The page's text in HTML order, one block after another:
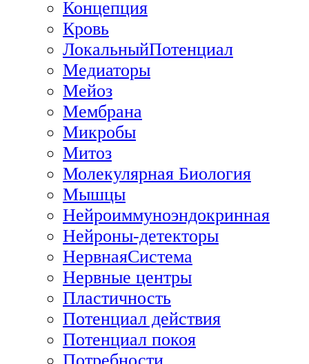
Концепция
Кровь
ЛокальныйПотенциал
Медиаторы
Мейоз
Мембрана
Микробы
Митоз
Молекулярная Биология
Мышцы
Нейроиммуноэндокринная
Нейроны-детекторы
НервнаяСистема
Нервные центры
Пластичность
Потенциал действия
Потенциал покоя